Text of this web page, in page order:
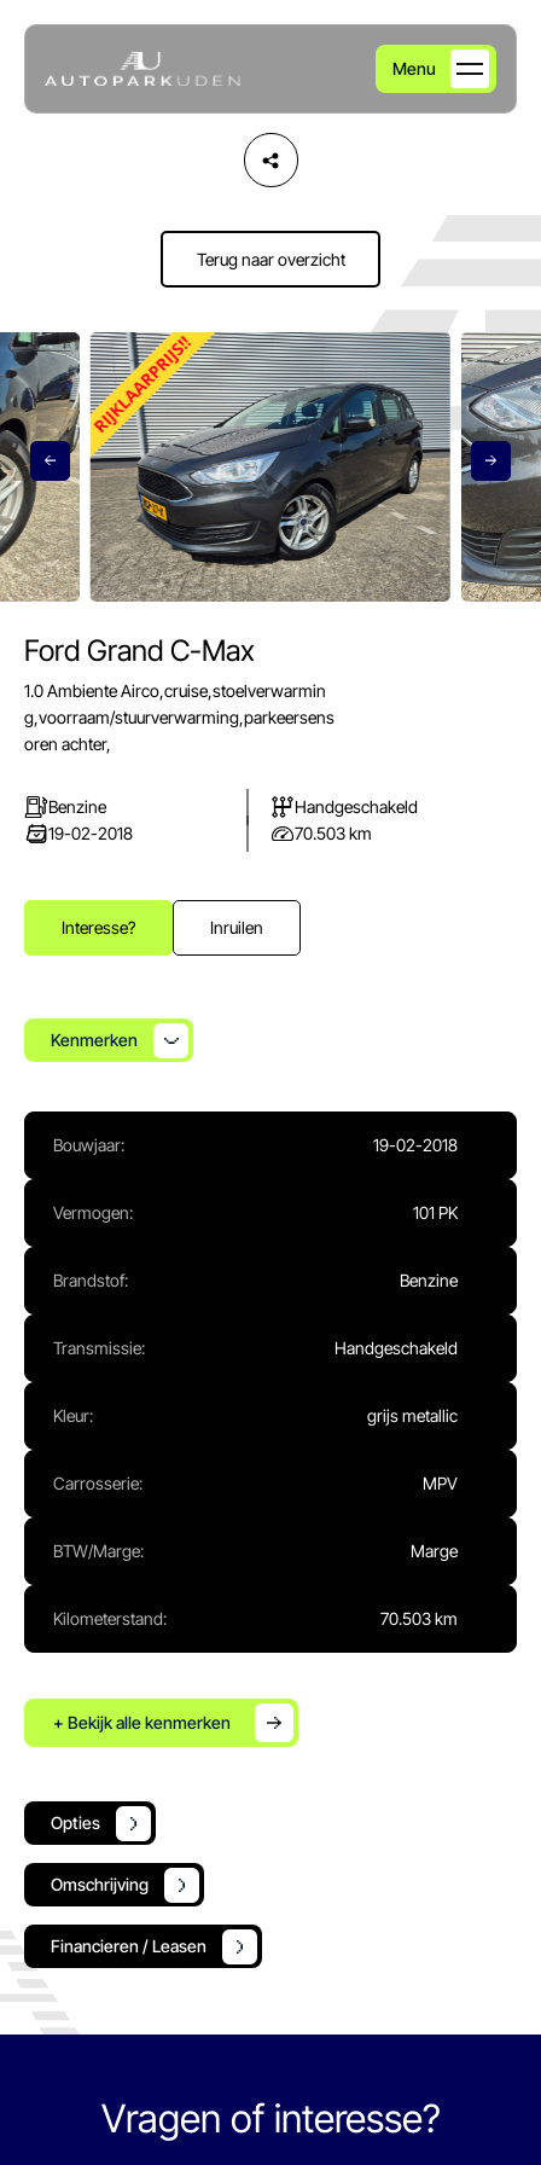
Menu
Aanbod
Over ons
Verkocht
Contact
E-mail
info@autoparkuden.nl
Telefoon
Adres
Openingstijden verkoop
Ma - Vr:08.00 - 17.00
Zo:
Gesloten
Openingstijden werkplaats
Gesloten
Terug naar overzicht
Ford Grand C-Max
1.0 Ambiente Airco,cruise,stoelverwarmin
g,voorraam/stuurverwarming,parkeersens
oren achter,
Benzine
Handgeschakeld
19-02-2018
70.503 km
Interesse? Inruilen
Kenmerken
Bouwjaar: 19-02-2018
Vermogen: 101 PK
Brandstof: Benzine
Transmissie: Handgeschakeld
Kleur: grijs metallic
Carrosserie: MPV
BTW/Marge: Marge
Kilometerstand: 70.503 km
+ Bekijk alle kenmerken
Opties
Omschrijving
Financieren / Leasen
Vragen of interesse?